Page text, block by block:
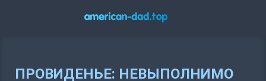
ПРОВИДЕНЬЕ: НЕВЫПОЛНИМО